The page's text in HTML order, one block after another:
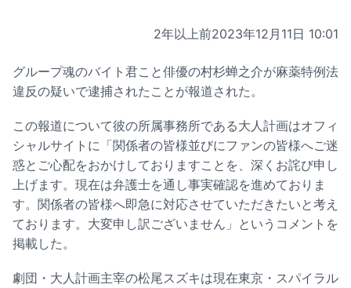
2年以上前2023年12月11日 10:01
グループ魂のバイト君こと俳優の村杉蝉之介が麻薬特例法
違反の疑いで逮捕されたことが報道された。
この報道について彼の所属事務所である大人計画はオフィ
シャルサイトに「関係者の皆様並びにファンの皆様へご迷
惑とご心配をおかけしておりますことを、深くお詫び申し
上げます。現在は弁護士を通し事実確認を進めておりま
す。関係者の皆様へ即急に対応させていただきたいと考え
ております。大変申し訳ございません」というコメントを
掲載した。
劇団・大人計画主宰の松尾スズキは現在東京・スパイラル